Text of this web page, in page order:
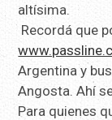
altísima.
Recordá que
Argentina y
Angosta. Ahí
Para quienes